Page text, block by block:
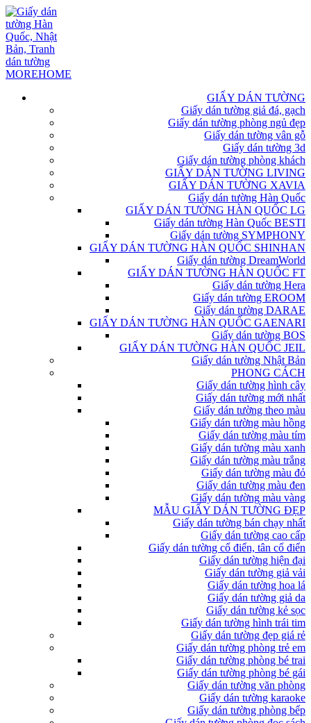
GIẤY DÁN TƯỜNG
Giấy dán tường giả đá, gạch
Giấy dán tường phòng ngủ đẹp
Giấy dán tường vân gỗ
Giấy dán tường 3d
Giấy dán tường phòng khách
GIẤY DÁN TƯỜNG LIVING
GIẤY DÁN TƯỜNG XAVIA
Giấy dán tường Hàn Quốc
GIẤY DÁN TƯỜNG HÀN QUỐC LG
Giấy dán tường Hàn Quốc BESTI
Giấy dán tường SYMPHONY
GIẤY DÁN TƯỜNG HÀN QUỐC SHINHAN
Giấy dán tường DreamWorld
GIẤY DÁN TƯỜNG HÀN QUỐC FT
Giấy dán tường Hera
Giấy dán tường EROOM
Giấy dán tường DARAE
GIẤY DÁN TƯỜNG HÀN QUỐC GAENARI
Giấy dán tường BOS
GIẤY DÁN TƯỜNG HÀN QUỐC JEIL
Giấy dán tường Nhật Bản
PHONG CÁCH
Giấy dán tường hình cây
Giấy dán tường mới nhất
Giấy dán tường theo màu
Giấy dán tường màu hồng
Giấy dán tường màu tím
Giấy dán tường màu xanh
Giấy dán tường màu trắng
Giấy dán tường màu đỏ
Giấy dán tường màu đen
Giấy dán tường màu vàng
MẪU GIẤY DÁN TƯỜNG ĐẸP
Giấy dán tường bán chạy nhất
Giấy dán tường cao cấp
Giấy dán tường cổ điển, tân cổ điển
Giấy dán tường hiện đại
Giấy dán tường giả vải
Giấy dán tường hoa lá
Giấy dán tường giả da
Giấy dán tường kẻ sọc
Giấy dán tường hình trái tim
Giấy dán tường đẹp giá rẻ
Giấy dán tường phòng trẻ em
Giấy dán tường phòng bé trai
Giấy dán tường phòng bé gái
Giấy dán tường văn phòng
Giấy dán tường karaoke
Giấy dán tường phòng bếp